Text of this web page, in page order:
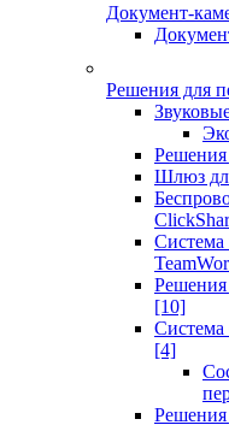
Документ-
Решения для
Решения
Шлюз
Система
Решения
[10]
Система
[4]
Решения